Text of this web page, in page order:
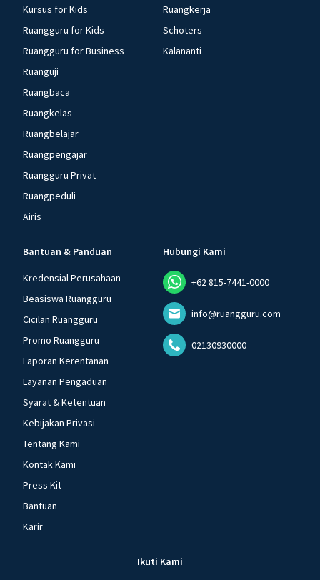
Kursus for Kids
Ruangguru for Kids
Ruangguru for Business
Ruanguji
Ruangbaca
Ruangkelas
Ruangbelajar
Ruangpengajar
Ruangguru Privat
Ruangpeduli
Airis
Ruangkerja
Schoters
Kalananti
Bantuan & Panduan
Kredensial Perusahaan
Beasiswa Ruangguru
Cicilan Ruangguru
Promo Ruangguru
Laporan Kerentanan
Layanan Pengaduan
Syarat & Ketentuan
Kebijakan Privasi
Tentang Kami
Kontak Kami
Press Kit
Bantuan
Karir
Hubungi Kami
+62 815-7441-0000
info@ruangguru.com
02130930000
Ikuti Kami